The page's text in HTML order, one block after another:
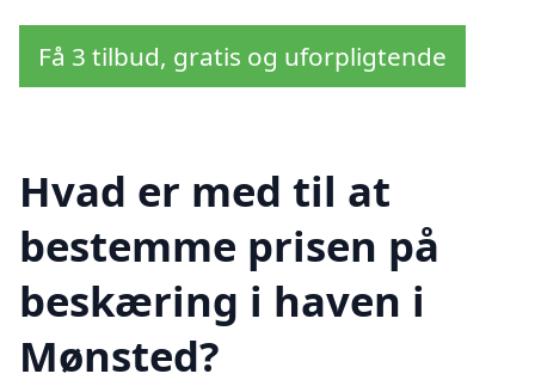
Få 3 tilbud, gratis og uforpligtende
Hvad er med til at
bestemme prisen på
beskæring i haven i
Mønsted?